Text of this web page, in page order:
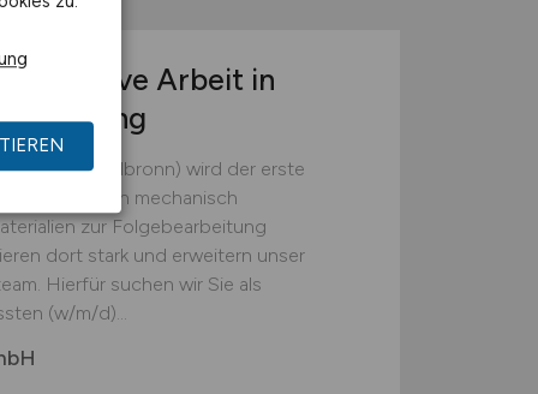
operative Arbeit in
Heilbronn) wird der erste
die Batterien mechanisch
zur Folgebearbeitung
dort stark und erweitern unser
Hierfür suchen wir Sie als
(w/m/d)...